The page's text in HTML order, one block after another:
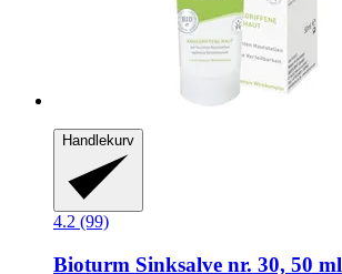
Handlekurv
4.2 (99)
Bioturm Sinksalve nr. 30, 50 ml